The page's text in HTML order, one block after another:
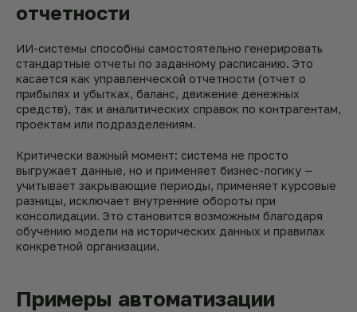
отчетности
ИИ-системы способны самостоятельно генерировать
стандартные отчеты по заданному расписанию. Это
касается как управленческой отчетности (отчет о
прибылях и убытках, баланс, движение денежных
средств), так и аналитических справок по контрагентам,
проектам или подразделениям.
Критически важный момент: система не просто
выгружает данные, но и применяет бизнес-логику —
учитывает закрывающие периоды, применяет курсовые
разницы, исключает внутренние обороты при
консолидации. Это становится возможным благодаря
обучению модели на исторических данных и правилах
конкретной организации.
Примеры автоматизации